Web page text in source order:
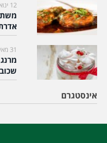
12 ינואר, 2014
31 מאי, 2015
אינסטגרם